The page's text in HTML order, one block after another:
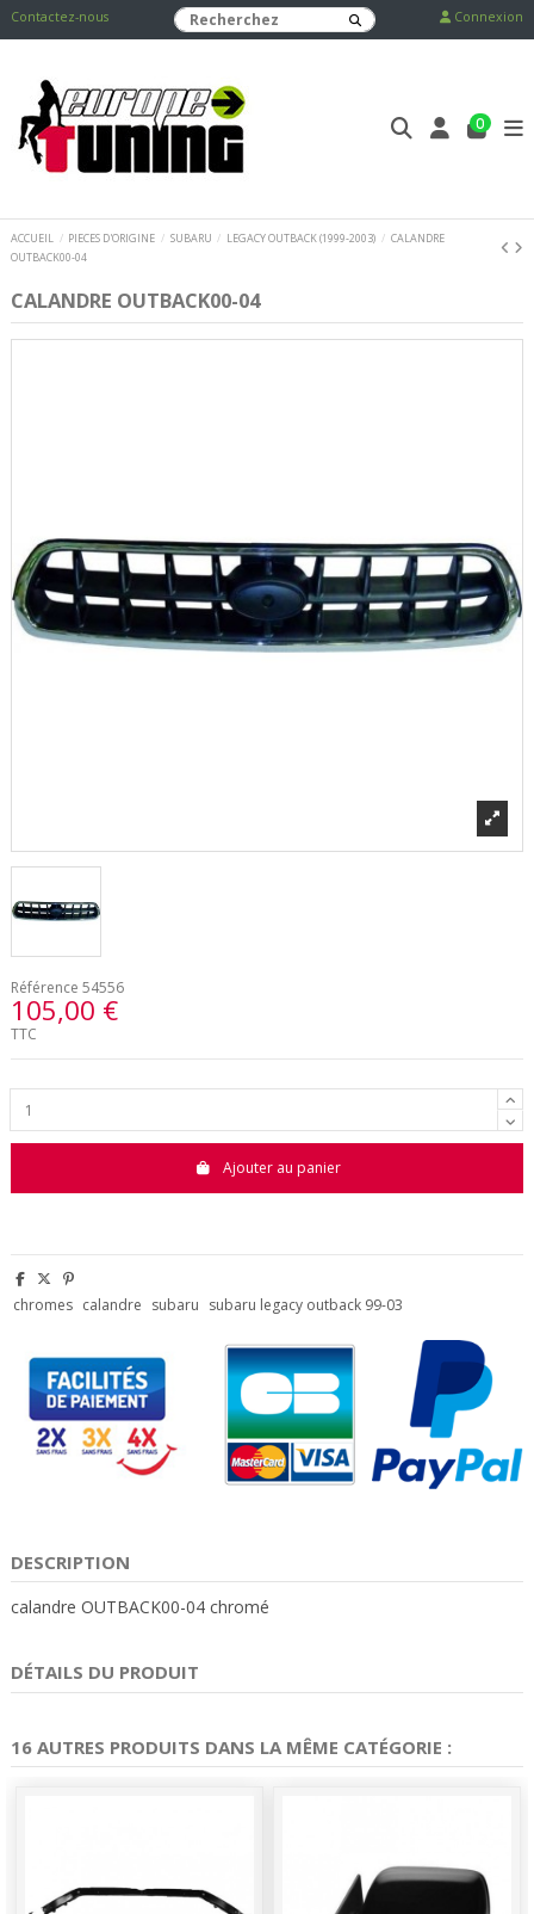
Contactez-nous Connexion
0
ACCUEIL PIECES D'ORIGINE SUBARU LEGACY OUTBACK (1999-2003)
CALANDRE
OUTBACK00-04
CALANDRE OUTBACK00-04
Référence 54556
105,00 €
TTC
Ajouter au panier
chromes calandre subaru subaru legacy outback 99-03
DESCRIPTION
calandre OUTBACK00-04 chromé
DÉTAILS DU PRODUIT
16 AUTRES PRODUITS DANS LA MÊME CATÉGORIE :